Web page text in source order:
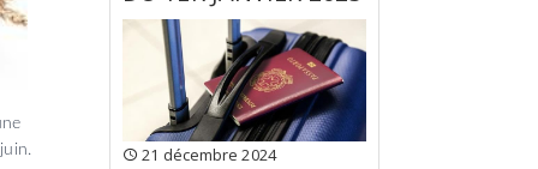
21 décembre 2024